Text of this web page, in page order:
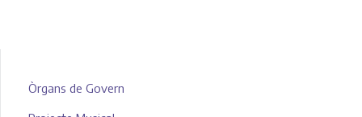
Òrgans de Govern